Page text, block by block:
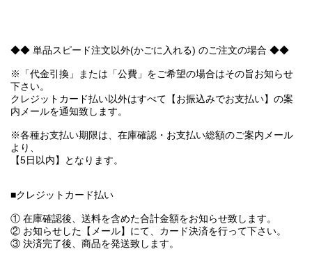
◆◆ 単品スピード注文以外(かごに入れる) のご注文の場合 ◆◆
※「代金引換」または「公費」をご希望の場合はその旨お知らせ
下さい。
クレジットカード払い以外はすべて【お振込みでお支払い】の案
内メールを通知致します。
※各種お支払い期限は、在庫確認・お支払い総額のご案内メール
より、
【5日以内】となります。
■クレジットカード払い
① 在庫確認後、送料を含めた合計金額をお知らせ致します。
② お知らせした【メール】にて、カード決済を行って下さい。
③ 決済完了後、商品を発送致します。